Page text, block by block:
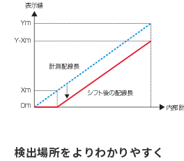
検出場所をよりわかりやすく